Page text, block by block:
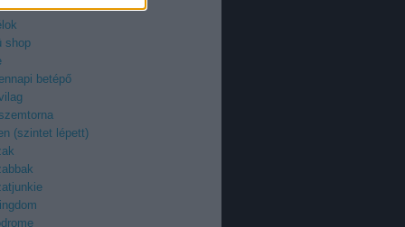
fan
shop
betépő
(szintet lépett)